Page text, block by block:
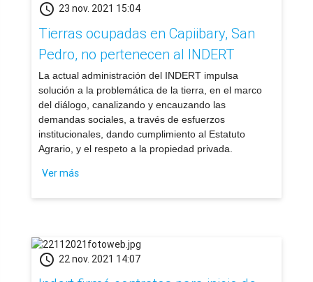
schedule 23 nov. 2021 15:04
Tierras ocupadas en Capiibary, San
Pedro, no pertenecen al INDERT
​La actual administración del INDERT impulsa
solución a la problemática de la tierra, en el marco
del diálogo, canalizando y encauzando las
demandas sociales, a través de esfuerzos
institucionales, dando cumplimiento al Estatuto
Agrario, y el respeto a la propiedad privada.
Ver más
schedule 22 nov. 2021 14:07